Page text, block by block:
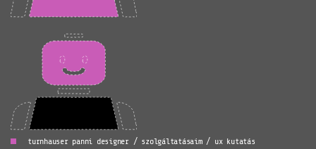
turnhauser panni designer / szolgáltatásaim / ux kutatás